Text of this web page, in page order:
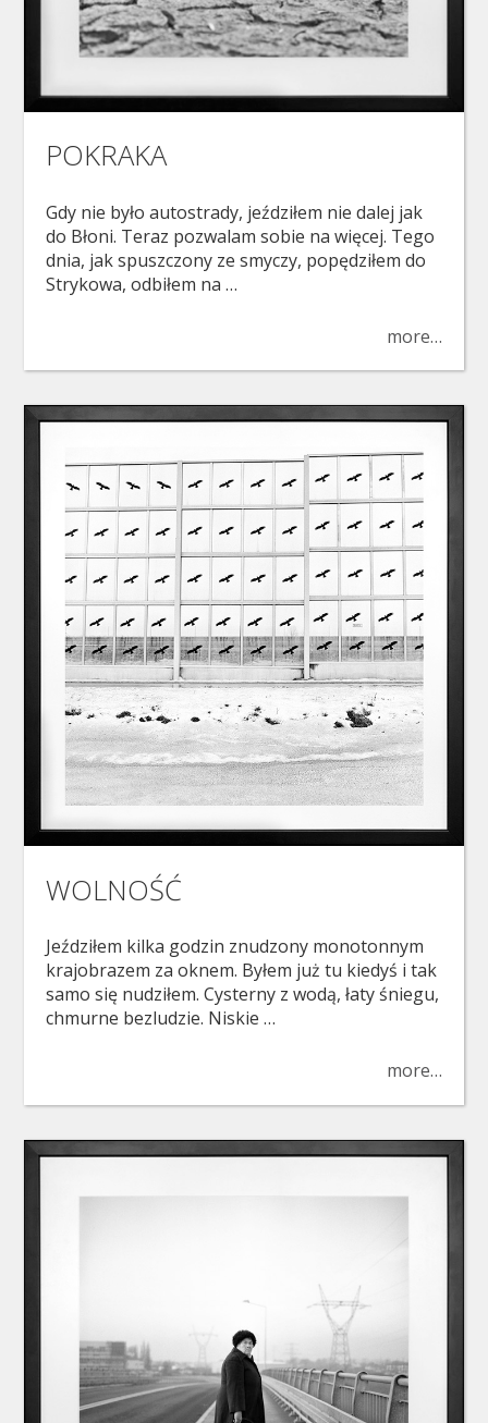
POKRAKA
Gdy nie było autostrady, jeździłem nie dalej jak
do Błoni. Teraz pozwalam sobie na więcej. Tego
dnia, jak spuszczony ze smyczy, popędziłem do
Strykowa, odbiłem na …
more…
WOLNOŚĆ
Jeździłem kilka godzin znudzony monotonnym
krajobrazem za oknem. Byłem już tu kiedyś i tak
samo się nudziłem. Cysterny z wodą, łaty śniegu,
chmurne bezludzie. Niskie …
more…